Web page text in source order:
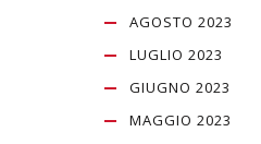
AGOSTO 2023
LUGLIO 2023
GIUGNO 2023
MAGGIO 2023